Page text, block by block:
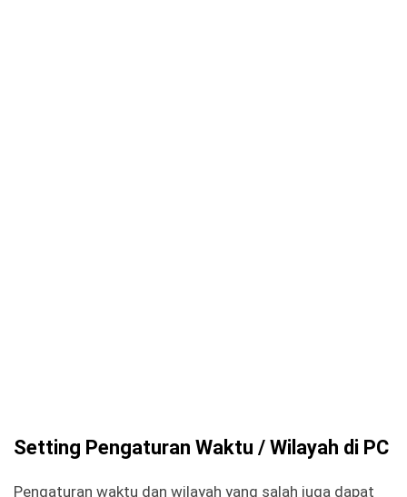
Setting Pengaturan Waktu / Wilayah di PC
Pengaturan waktu dan wilayah yang salah juga dapat